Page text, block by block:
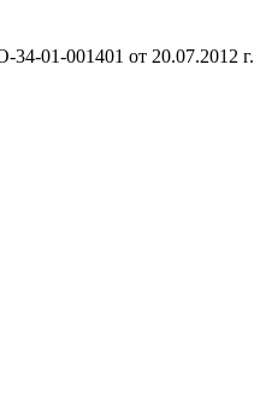
01-001401 от 20.07.2012 г.